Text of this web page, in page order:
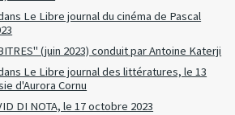
Le Libre journal du cinéma de Pascal
(juin 2023) conduit par Antoine Katerji
Le Libre journal des littératures, le 13
d'Aurora Cornu
DI NOTA, le 17 octobre 2023